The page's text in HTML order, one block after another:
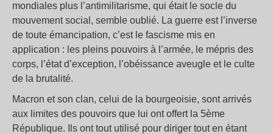
mondiales plus l’antimilitarisme, qui était le socle du
mouvement social, semble oublié. La guerre est l’inverse
de toute émancipation, c’est le fascisme mis en
application : les pleins pouvoirs à l’armée, le mépris des
corps, l’état d’exception, l’obéissance aveugle et le culte
de la brutalité.
Macron et son clan, celui de la bourgeoisie, sont arrivés
aux limites des pouvoirs que lui ont offert la 5ème
République. Ils ont tout utilisé pour diriger tout en étant